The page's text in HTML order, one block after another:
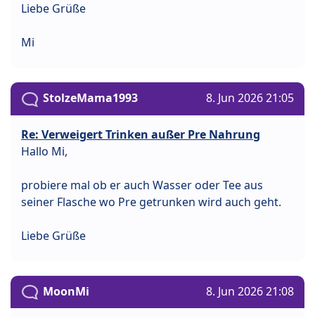
Liebe Grüße
Mi
StolzeMama1993 8. Jun 2026 21:05
Re: Verweigert Trinken außer Pre Nahrung
Hallo Mi,
probiere mal ob er auch Wasser oder Tee aus
seiner Flasche wo Pre getrunken wird auch geht.
Liebe Grüße
MoonMi 8. Jun 2026 21:08